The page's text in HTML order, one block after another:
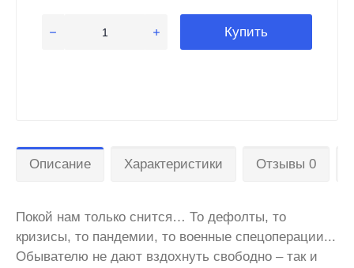
Купить
Описание Характеристики Отзывы 0
Покой нам только снится… То дефолты, то
кризисы, то пандемии, то военные спецоперации...
Обывателю не дают вздохнуть свободно – так и